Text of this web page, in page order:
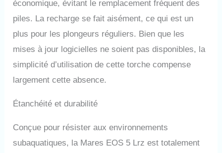
niveaux.
économique, évitant le remplacement fréquent des
piles. La recharge se fait aisément, ce qui est un
plus pour les plongeurs réguliers. Bien que les
mises à jour logicielles ne soient pas disponibles, la
simplicité d’utilisation de cette torche compense
largement cette absence.
Étanchéité et durabilité
Conçue pour résister aux environnements
subaquatiques, la Mares EOS 5 Lrz est totalement